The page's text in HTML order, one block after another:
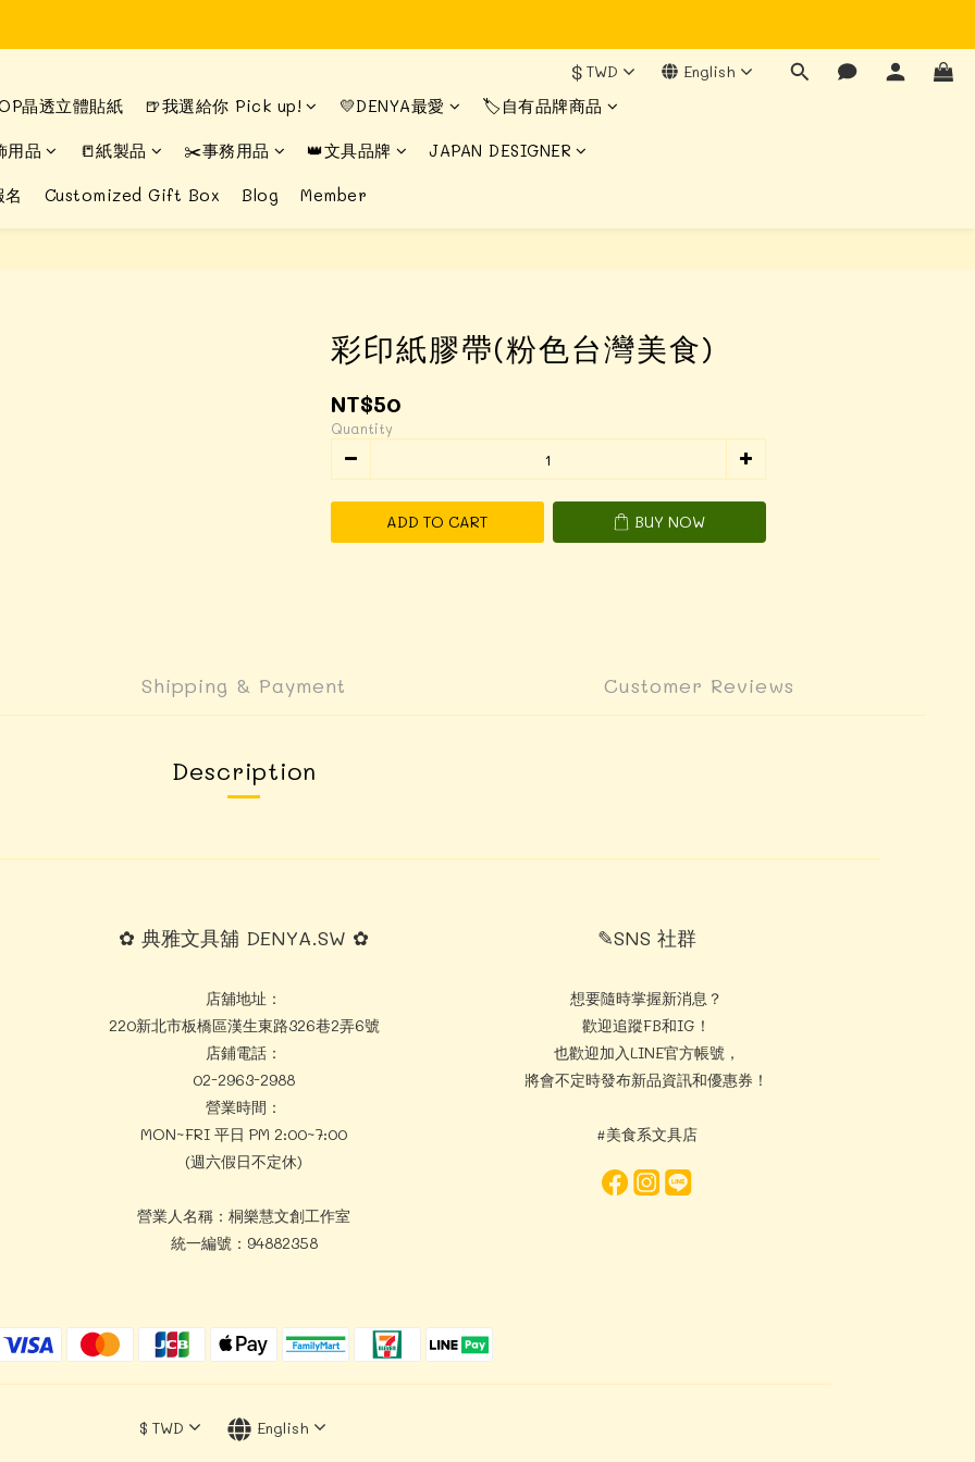
$ TWD English
晶透立體貼紙 🍺我選給你 Pick up! 💛DENYA最愛 🏷️自有品牌商品
用品 📒紙製品 ✂️事務用品 👑文具品牌 JAPAN DESIGNER
Customized Gift Box Blog Member
彩印紙膠帶(粉色台灣美食)
NT$50
Quantity
ADD TO CART BUY NOW
Shipping & Payment Customer Reviews
Description
✿ 典雅文具舖 DENYA.SW ✿
店舖地址：
220新北市板橋區漢生東路326巷2弄6號
店鋪電話：
02-2963-2988
營業時間：
MON~FRI 平日 PM 2:00~7:00
(週六假日不定休)
營業人名稱：桐樂慧文創工作室
統一編號：94882358
✎SNS 社群
想要隨時掌握新消息？
歡迎追蹤FB和IG！
也歡迎加入LINE官方帳號，
將會不定時發布新品資訊和優惠券！
#美食系文具店
$ TWD English